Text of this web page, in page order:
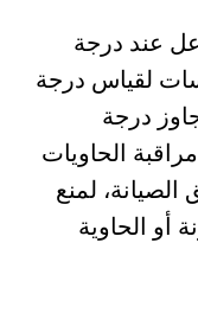
عند درجة
لقياس درجة
درجة
الحاويات
الصيانة، لمنع
أو الحاوية